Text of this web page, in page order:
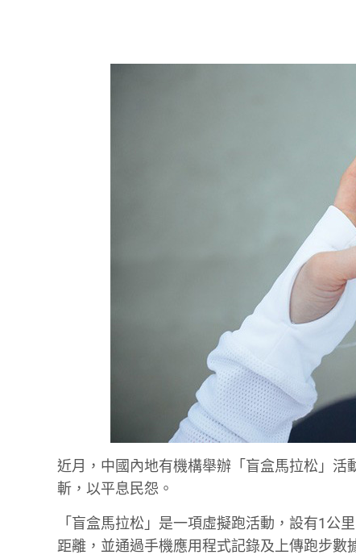
近月，中國內地有機構舉辦「盲盒馬拉松」
斬，以平息民怨。
「盲盒馬拉松」是一項虛擬跑活動，設有1公
距離，並通過手機應用程式記錄及上傳跑步